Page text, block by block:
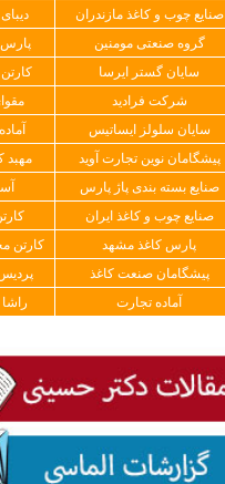
صنایع چوب و کاغذ مازندران
گروه صنعتی مومنین
پارس
سایان گستر ایرسا
شرکت فرادید
سایان سلولز ایساتیس
پیشگامان نوین تجارت آوید
مهبد
صنایع بسته بندی پاژ پارس
صنایع چوب و کاغذ ایران
پارس کاغذ مشهد
کارتن
پیشگامان صنعت کاغذ
پردیس
آماده تجارت